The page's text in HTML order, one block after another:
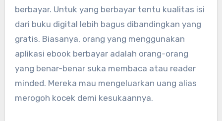
berbayar. Untuk yang berbayar tentu kualitas isi
dari buku digital lebih bagus dibandingkan yang
gratis. Biasanya, orang yang menggunakan
aplikasi ebook berbayar adalah orang-orang
yang benar-benar suka membaca atau reader
minded. Mereka mau mengeluarkan uang alias
merogoh kocek demi kesukaannya.